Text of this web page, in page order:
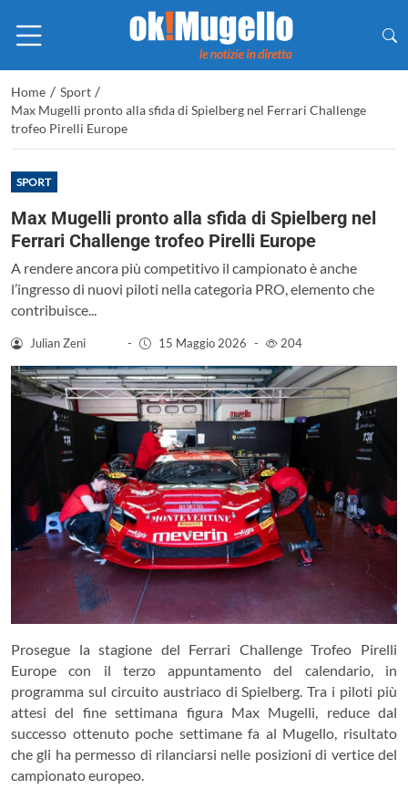
Home / Sport /
Max Mugelli pronto alla sfida di Spielberg nel Ferrari Challenge
trofeo Pirelli Europe
SPORT
Max Mugelli pronto alla sfida di Spielberg nel
Ferrari Challenge trofeo Pirelli Europe
A rendere ancora più competitivo il campionato è anche
l’ingresso di nuovi piloti nella categoria PRO, elemento che
contribuisce...
Julian Zeni - 15 Maggio 2026 - 204
Prosegue la stagione del Ferrari Challenge Trofeo Pirelli
Europe con il terzo appuntamento del calendario, in
programma sul circuito austriaco di Spielberg. Tra i piloti più
attesi del fine settimana figura Max Mugelli, reduce dal
successo ottenuto poche settimane fa al Mugello, risultato
che gli ha permesso di rilanciarsi nelle posizioni di vertice del
campionato europeo.